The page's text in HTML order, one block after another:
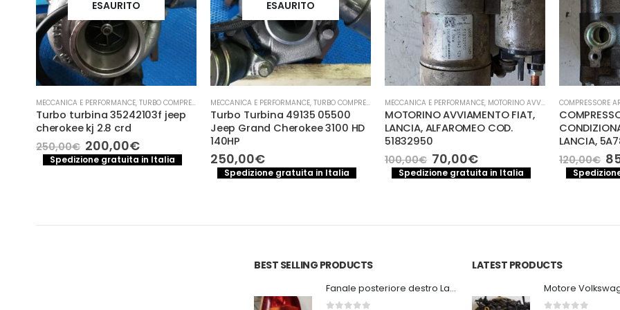
ESAURITO
MECCANICA E PERFORMANCE, TURBO COMPRESSORE- TURBINA
Turbo turbina 35242103f jeep
cherokee kj 2.8 crd
250,00€ Il
prezzo
originale
200,00€Il
prezzo
attuale
Spedizione gratuita in Italia
ESAURITO
MECCANICA E PERFORMANCE, TURBO COMPRESSORE- TURBINA
Turbo Turbina 49135 05500
Jeep Grand Cherokee 3100 HD
140HP
250,00€
Spedizione gratuita in Italia
MECCANICA E PERFORMANCE, MOTORINO AVVIAMENTO
MOTORINO AVVIAMENTO FIAT,
LANCIA, ALFAROMEO COD.
51832950
100,00€ Il
prezzo
originale
70,00€Il
prezzo
attuale
Spedizione gratuita in Italia
COMPRESSORE
LANCIA,
120,00€ Il
BEST SELLING PRODUCTS
Fanale posteriore destro Land Rover Discovery 3
LATEST PRODUCTS